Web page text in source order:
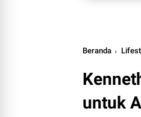
Beranda
untuk